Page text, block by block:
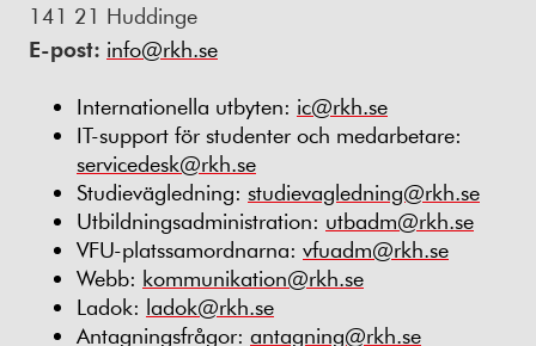
141 21 Huddinge
E-post: info@rkh.se
Internationella utbyten: ic@rkh.se
IT-support för studenter och medarbetare:
servicedesk@rkh.se
Studievägledning: studievagledning@rkh.se
Utbildningsadministration: utbadm@rkh.se
VFU-platssamordnarna: vfuadm@rkh.se
Webb: kommunikation@rkh.se
Ladok: ladok@rkh.se
Antagningsfrågor: antagning@rkh.se